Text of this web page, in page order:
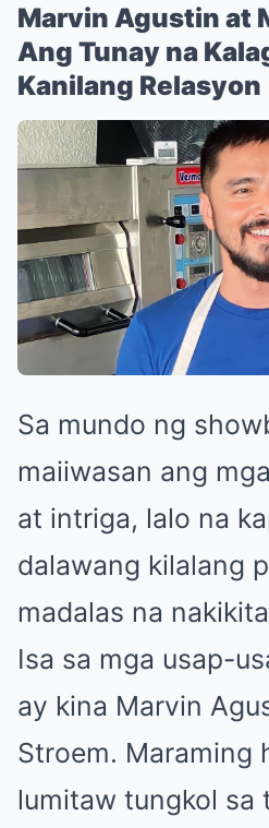
Marvin Agustin at
Ang Tunay na
Kanilang Relasyon
Sa mundo ng
maiiwasan ang
at intriga, lalo na
dalawang kilalang
madalas na
Isa sa mga usap-
ay kina Marvin
Stroem. Maraming
lumitaw tungkol sa